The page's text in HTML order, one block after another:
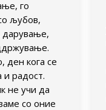
го
љубов,
ден кога се
и радост.
не учи да
со оние